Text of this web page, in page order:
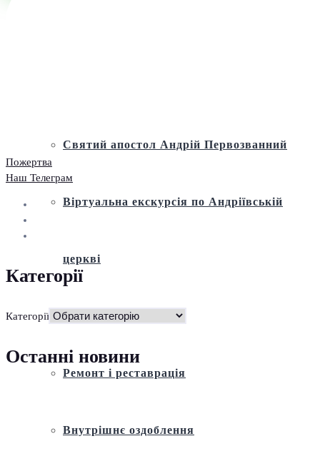
Святий апостол Андрій Первозванний
Віртуальна екскурсія по Андріївській
церкві
Історія
Ремонт і реставрація
Внутрішнє оздоблення
Пожертва
Наш Телеграм
Категорії
Категорії
Останні новини